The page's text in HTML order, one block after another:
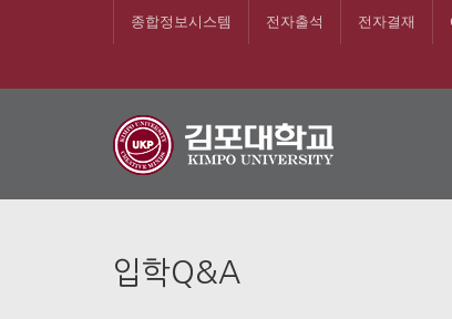
종합정보시스템 전자출석 전자결재
입학Q&A